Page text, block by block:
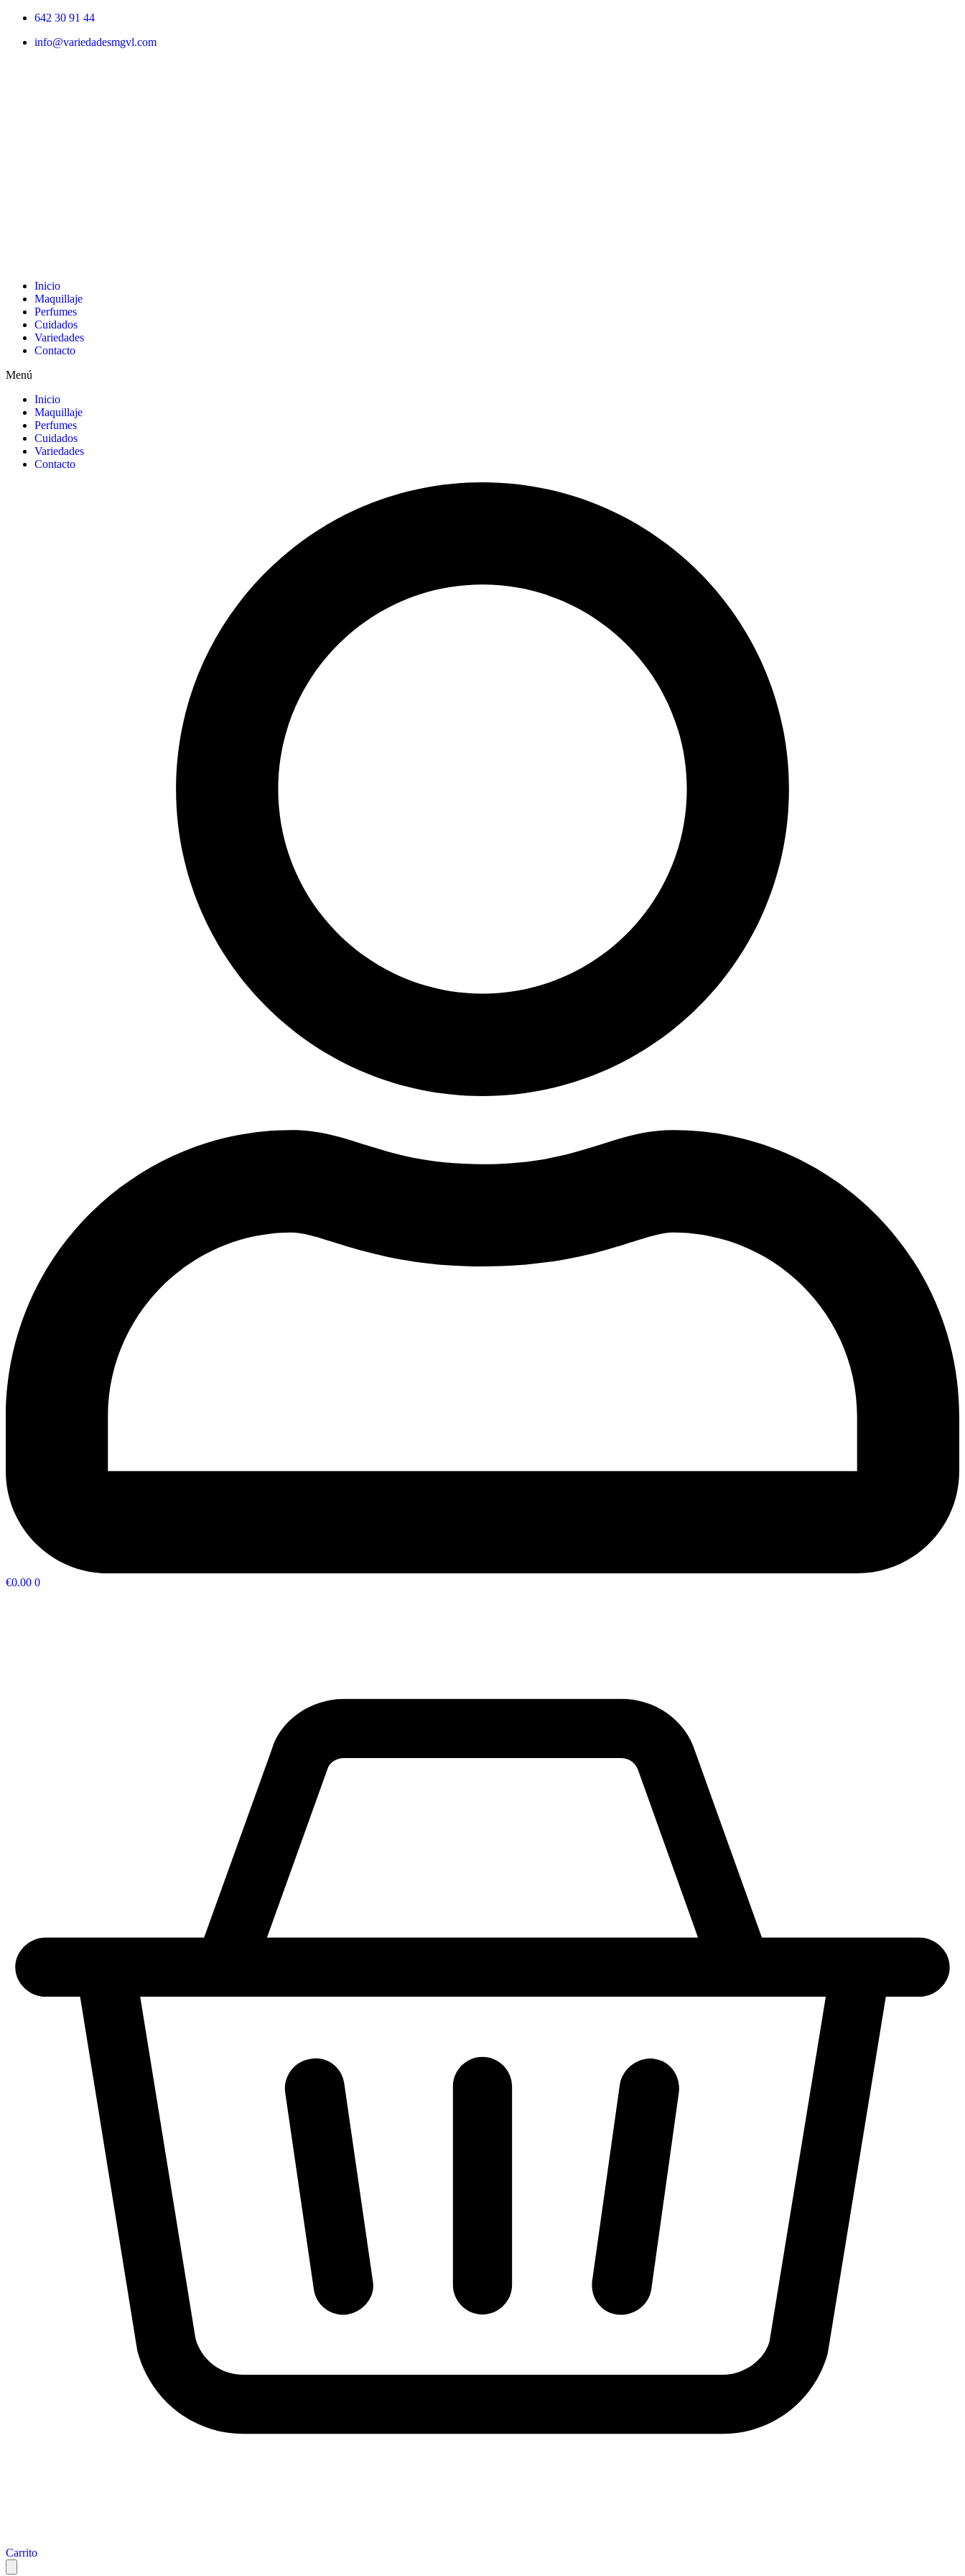
contenido
642 30 91 44
info@variedadesmgvl.com
Inicio
Maquillaje
Perfumes
Cuidados
Variedades
Contacto
Menú
Inicio
Maquillaje
Perfumes
Cuidados
Variedades
Contacto
€0.00 0
Carrito